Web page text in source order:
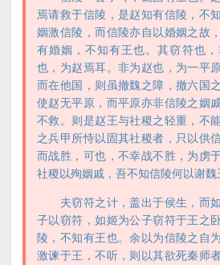
焉请救于信陵，是赵知有信陵，不
姻激信陵，而信陵亦自以婚姻之故
有婚姻，不知有王也。其窃符也
也，为赵焉耳。非为赵也，为一平
而在他国，则虽撤魏之障，撤六国
使赵无平原，而平原亦非信陵之姻
不救。则是赵王与社稷之轻重，不
之兵甲所恃以固其社稷者，只以供
而战胜，可也，不幸战不胜，为虏
社稷以殉姻戚，吾不知信陵何以谢魏
夫窃符之计，盖出于侯生，而如
子以窃符，如姬为公子窃符于王之
陵，不知有王也。余以为信陵之自
激谏于王，不听，则以其欲死秦师